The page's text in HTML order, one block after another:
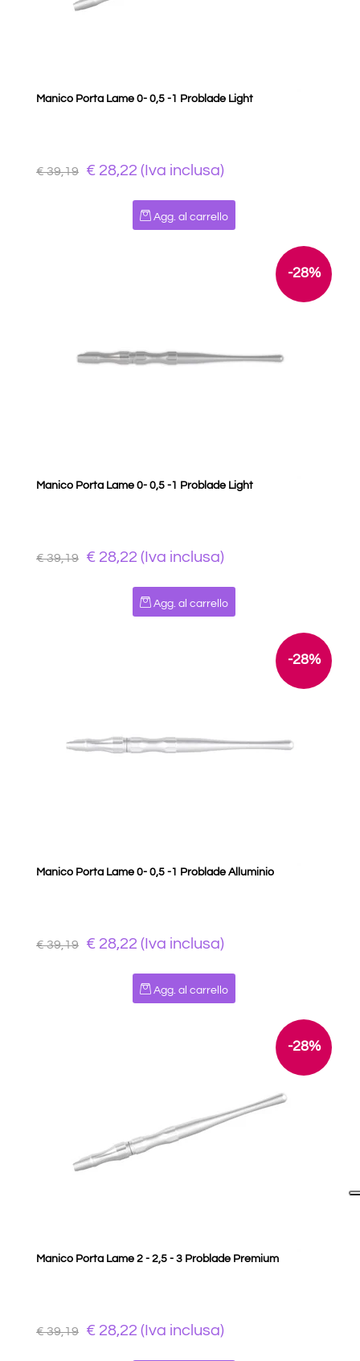
Manico Porta Lame 0- 0,5 -1 Problade Light
€ 39,19 € 28,22 (Iva inclusa)
Quantità
Agg. al carrello
-28%
Manico Porta Lame 0- 0,5 -1 Problade Light
€ 39,19 € 28,22 (Iva inclusa)
Quantità
Agg. al carrello
-28%
Manico Porta Lame 0- 0,5 -1 Problade Alluminio
€ 39,19 € 28,22 (Iva inclusa)
Quantità
Agg. al carrello
-28%
Manico Porta Lame 2 - 2,5 - 3 Problade Premium
€ 39,19 € 28,22 (Iva inclusa)